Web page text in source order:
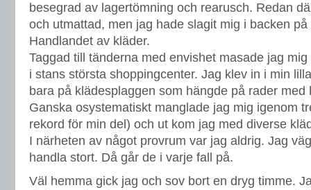
besegrad av lagertömning och rearusch. Redan
och utmattad, men jag hade slagit mig i backen
Handlandet av kläder.
Taggad till tänderna med envishet masade jag
i stans största shoppingcenter. Jag klev in i min
bara på klädesplaggen som hängde på rader med
Ganska osystematiskt manglade jag mig igenom
rekord för min del) och ut kom jag med diverse
I närheten av något provrum var jag aldrig. Jag
handla stort. Då går de i varje fall på.
Väl hemma gick jag och sov bort en dryg timme.